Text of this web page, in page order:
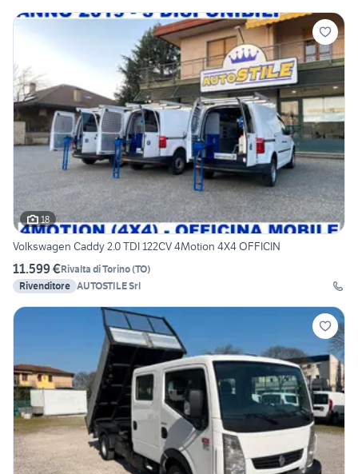
18
Volkswagen Caddy 2.0 TDI 122CV 4Motion 4X4 OFFICIN
11.599 €Rivalta di Torino(TO)
Rivenditore AUTOSTILE Srl